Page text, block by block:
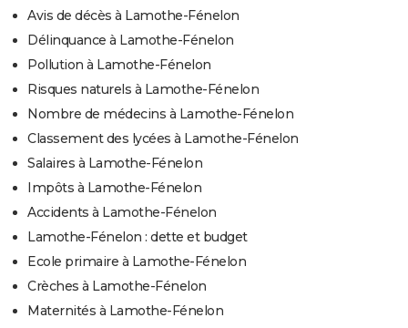
Avis de décès à Lamothe-Fénelon
Délinquance à Lamothe-Fénelon
Pollution à Lamothe-Fénelon
Risques naturels à Lamothe-Fénelon
Nombre de médecins à Lamothe-Fénelon
Classement des lycées à Lamothe-Fénelon
Salaires à Lamothe-Fénelon
Impôts à Lamothe-Fénelon
Accidents à Lamothe-Fénelon
Lamothe-Fénelon : dette et budget
Ecole primaire à Lamothe-Fénelon
Crèches à Lamothe-Fénelon
Maternités à Lamothe-Fénelon